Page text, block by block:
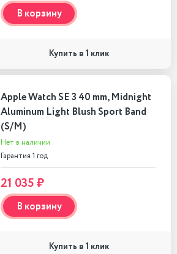
В корзину
Купить в 1 клик
Apple Watch SE 3 40 mm, Midnight
Aluminum Light Blush Sport Band
(S/M)
Нет в наличии
Гарантия 1 год
21 035 ₽
В корзину
Купить в 1 клик